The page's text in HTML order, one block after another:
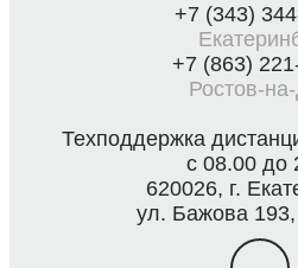
+7 (343)
+7 (863)
Ростов-
Техподдержка
с 08.00 до
620026, г.
ул. Бажова